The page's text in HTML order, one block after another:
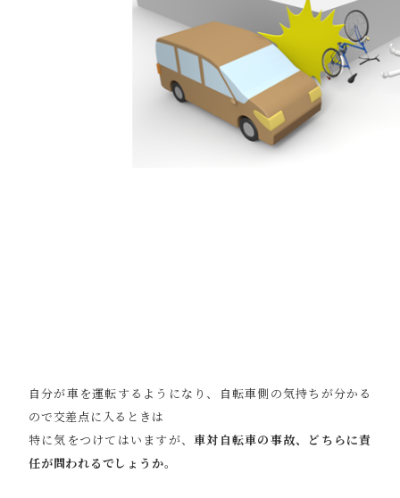
自分が車を運転するようになり、自転車側の気持ちが分かる
ので交差点に入るときは
特に気をつけてはいますが、車対自転車の事故、どちらに責
任が問われるでしょうか。